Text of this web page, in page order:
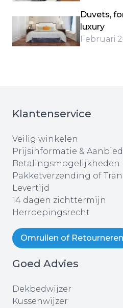
Duvets,
luxury
Februari
Klantenservice
Veilig winkelen
Prijsinformatie &
Betalingsmogelijkheden
Pakketverzending of
Levertijd
14 dagen zichttermijn
Herroepingsrecht
Omruilen of Retourneren
Goed Advies
Dekbedwijzer
Kussenwijzer